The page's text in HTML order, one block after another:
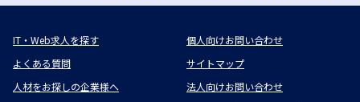
IT・Web求人を探す
個人向けお問い合わせ
よくある質問
サイトマップ
人材をお探しの企業様へ
法人向けお問い合わせ